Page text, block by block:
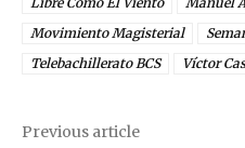
Movimiento Magisterial
Telebachillerato BCS
Víctor
Previous article